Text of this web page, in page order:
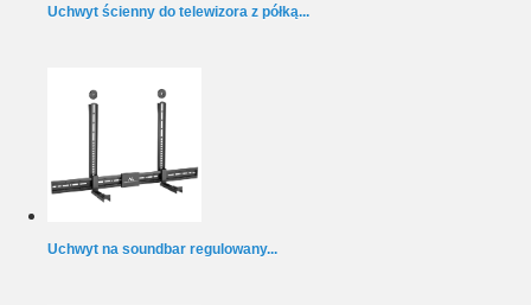
Uchwyt ścienny do telewizora z półką...
Uchwyt na soundbar regulowany...